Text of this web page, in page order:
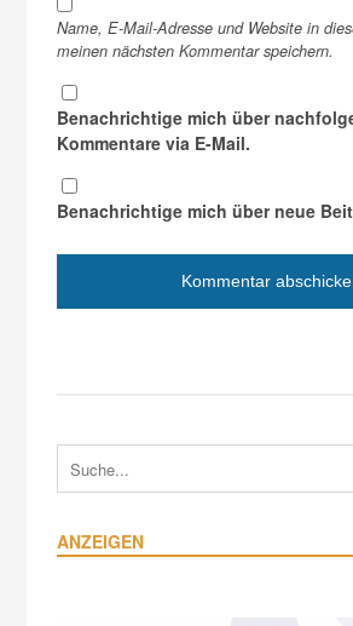
Name, E-Mail-Adresse und Website in
meinen nächsten Kommentar speichern.
Benachrichtige mich über
Kommentare via E-Mail.
Benachrichtige mich über neue
ANZEIGEN